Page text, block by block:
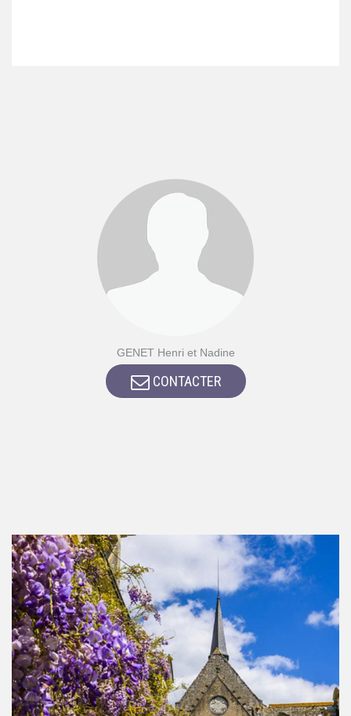
GENET Henri et Nadine
CONTACTER